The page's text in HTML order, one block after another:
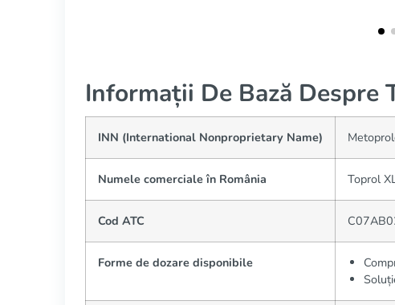
Informații De Bază Despre
INN (International Nonproprietary Name)
Numele comerciale în România Toprol
Cod ATC
Forme de dozare disponibile